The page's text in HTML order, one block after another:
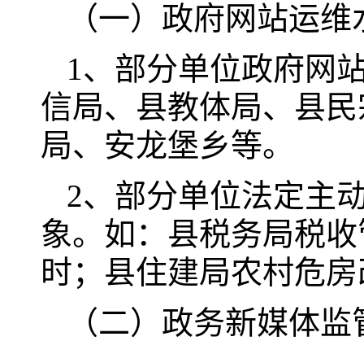
（一）政府网站运
1、部分单位政府网
信局、县教体局、县
局、安龙堡乡等。
2、部分单位法定主
象。如：县税务局税
时；县住建局农村危
（二）政务新媒体